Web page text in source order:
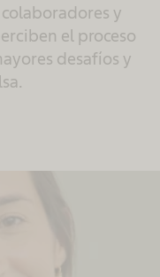
y
el proceso
desafíos y